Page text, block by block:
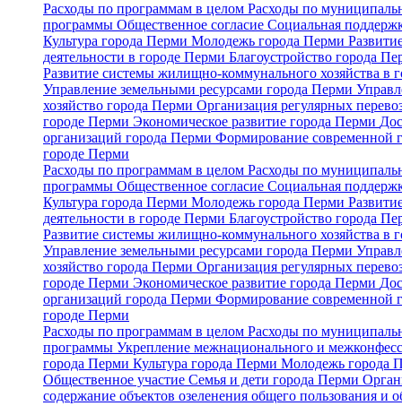
Расходы по программам в целом Расходы по
программы Общественное согласие Социальная
Культура города Перми Молодежь города Перми
деятельности в городе Перми Благоустройство города
Развитие системы жилищно-коммунального хозяйства в
Управление земельными ресурсами города Перми
хозяйство города Перми Организация регулярных
городе Перми Экономическое развитие города Перми
организаций города Перми Формирование современной
городе Перми
Расходы по программам в целом Расходы по
программы Общественное согласие Социальная
Культура города Перми Молодежь города Перми
деятельности в городе Перми Благоустройство города
Развитие системы жилищно-коммунального хозяйства в
Управление земельными ресурсами города Перми
хозяйство города Перми Организация регулярных
городе Перми Экономическое развитие города Перми
организаций города Перми Формирование современной
городе Перми
Расходы по программам в целом Расходы по
программы Укрепление межнационального и
города Перми Культура города Перми Молодежь города
Общественное участие Семья и дети города Перми
содержание объектов озеленения общего пользования и